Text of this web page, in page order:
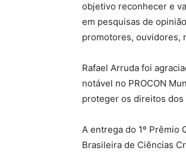
objetivo reconhecer e
em pesquisas de
promotores, ouvidores,
Rafael Arruda foi
notável no PROCON
proteger os direitos dos
A entrega do 1º Prêmio
Brasileira de Ciências